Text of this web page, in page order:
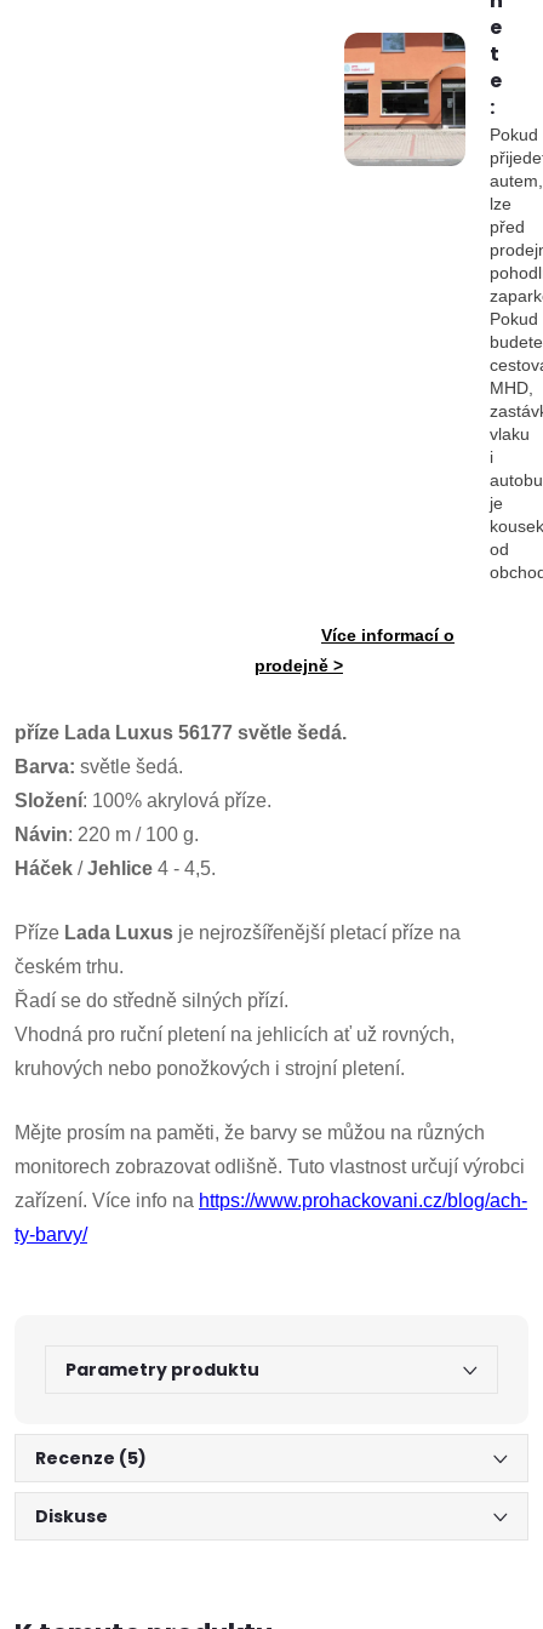
příze Lada Luxus 56177 světle šedá.
Barva: světle šedá.
Složení: 100% akrylová příze.
Návin: 220 m / 100 g.
Háček /Jehlice 4 - 4,5.
Příze Lada Luxus je nejrozšířenější pletací příze na
českém trhu.
Řadí se do středně silných přízí.
Vhodná pro ruční pletení na jehlicích ať už rovných,
kruhových nebo ponožkových i strojní pletení.
Mějte prosím na paměti, že barvy se můžou na různých
monitorech zobrazovat odlišně. Tuto vlastnost určují výrobci
zařízení. Více info na https://www.prohackovani.cz/blog/ach-
ty-barvy/
e
t
e
:
Pokud
autem,
lze
před
Pokud
budete
MHD,
vlaku
i
je
kousek
od
Více informací o
prodejně >
Parametry produktu
Recenze (5)
Diskuse